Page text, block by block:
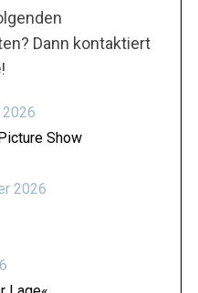
Dann kontaktiert
!
Show
2026